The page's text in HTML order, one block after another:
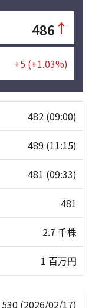
486 ↑
+5 (+1.03%)
482 (09:00)
489 (11:15)
481 (09:33)
481
2.7 千株
1 百万円
530 (2026/02/17)